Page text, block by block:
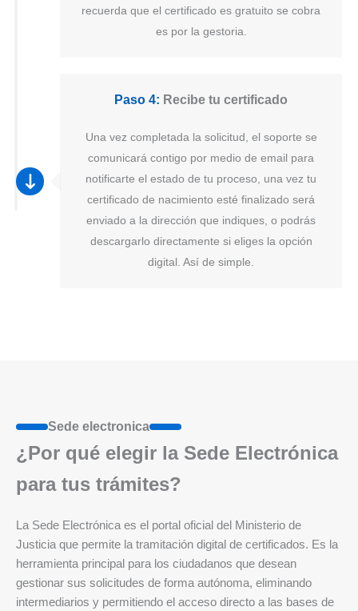
recuerda que el certificado es gratuito se cobra
es por la gestoria.
Paso 4: Recibe tu certificado
Una vez completada la solicitud, el soporte se
comunicará contigo por medio de email para
notificarte el estado de tu proceso, una vez tu
certificado de nacimiento esté finalizado será
enviado a la dirección que indiques, o podrás
descargarlo directamente si eliges la opción
digital. Así de simple.
Sede electronica
¿Por qué elegir la Sede Electrónica
para tus trámites?
La Sede Electrónica es el portal oficial del Ministerio de
Justicia que permite la tramitación digital de certificados. Es la
herramienta principal para los ciudadanos que desean
gestionar sus solicitudes de forma autónoma, eliminando
intermediarios y permitiendo el acceso directo a las bases de